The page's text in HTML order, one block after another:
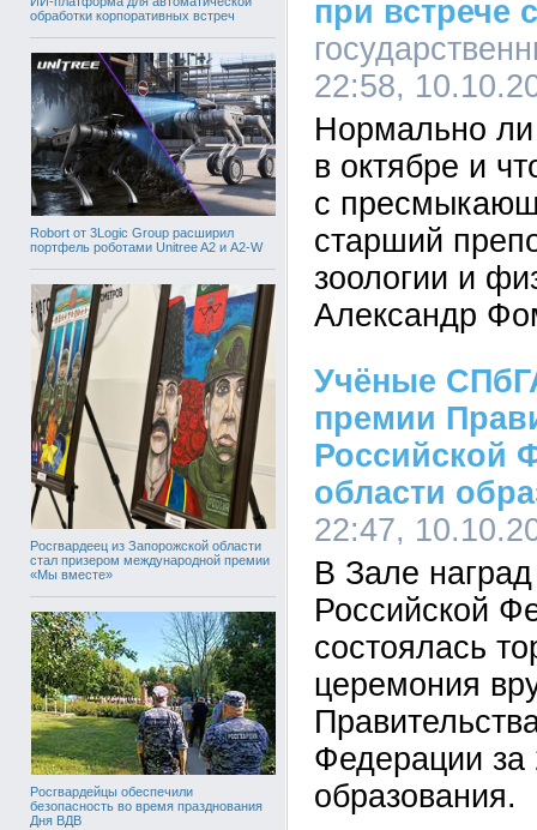
обработки корпоративных встреч
Robort от 3Logic Group расширил
портфель роботами Unitree A2 и A2-W
Росгвардеец из Запорожской области
стал призером международной премии
«Мы вместе»
Росгвардейцы обеспечили
безопасность во время празднования
Дня ВДВ
при встрече
22:58,
Нормально
в октябре и
с
старший
зоологии и
Александр
Учёные
премии
Российской
области
22:47,
В Зале
Российской
состоялась
церемония
Федерации за
образования.